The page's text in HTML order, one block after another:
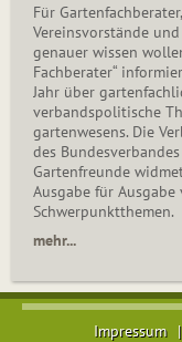
Für Gartenfachberater,
Vereinsvorstände
genauer wissen
Fachberater“
Jahr über
verbandspolitische
gar­ten­wesens. Die
des
Gartenfreunde
Ausgabe für Ausgabe
Schwer­punkt­the­men.
mehr...
Impressum